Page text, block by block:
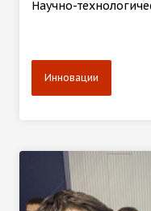
Научно-
Инновации